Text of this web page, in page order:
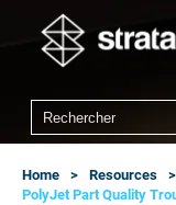
Home
Resources
PolyJet Part Quality